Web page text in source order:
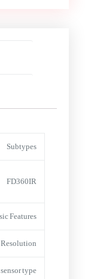
Subtypes
FD360IR
Features
Resolution
type